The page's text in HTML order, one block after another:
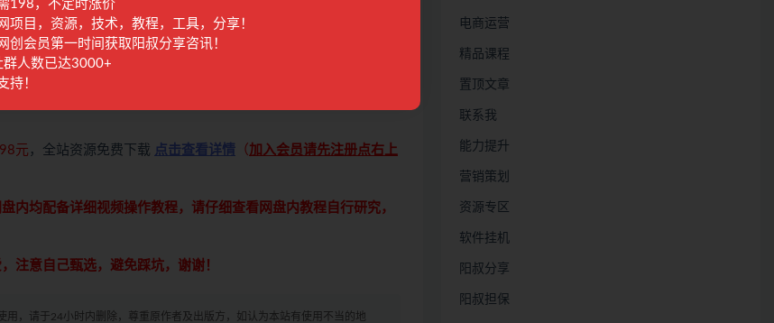
载内容⇒⇒⇒⇒（
元 ，全站资源免费下载 点击查看详情 （ 加入会员请先注册点右上
内均配备详细视频操作教程，请仔细查看网盘内教程自行研究，
注意自己甄选，避免踩坑，谢谢！
，请于24小时内删除，尊重原作者及出版方，如认为本站有使用不当的地
电商运营
精品课程
置顶文章
联系我
能力提升
营销策划
资源专区
软件挂机
阳叔分享
阳叔担保
198，不定时涨价
项目，资源，技术，教程，工具，分享！
创会员第一时间获取阳叔分享咨讯！
群人数已达3000+
持！